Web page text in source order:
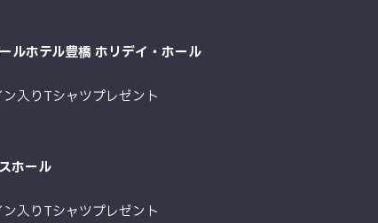
ホテル豊橋 ホリデイ・ホール
入りTシャツプレゼント
ホール
入りTシャツプレゼント